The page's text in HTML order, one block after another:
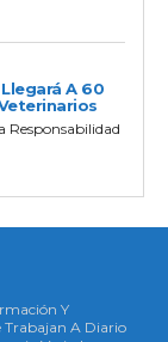
A 60
Responsabilidad
Y
Trabajan A Diario